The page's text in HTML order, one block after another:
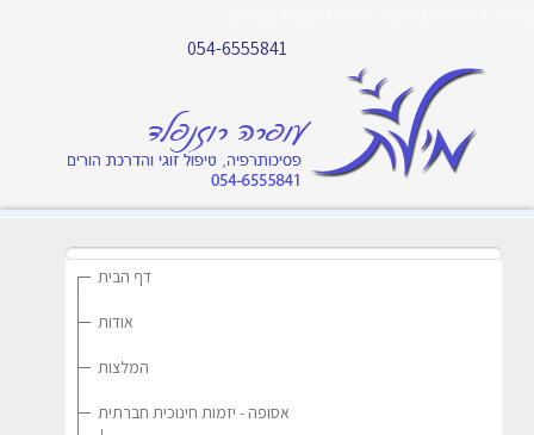
054-6555841
דף הבית
אודות
המלצות
אסופה - יזמות חינוכית חברתית